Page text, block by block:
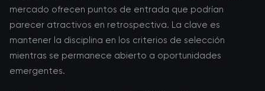
mercado ofrecen puntos de entrada que podrían
parecer atractivos en retrospectiva. La clave es
mantener la disciplina en los criterios de selección
mientras se permanece abierto a oportunidades
emergentes.